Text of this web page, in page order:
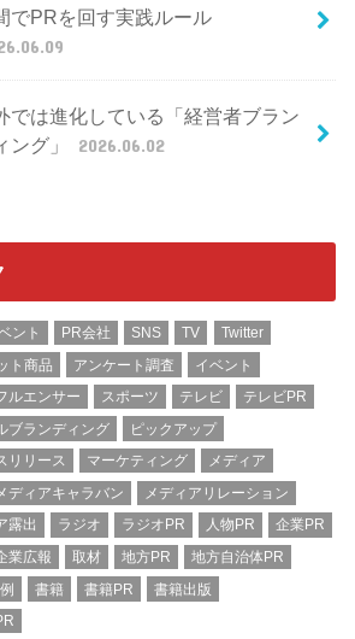
でPRを回す実践ルール
では進化している「経営者ブラン
ング」
2026.06.02
ント PR会社 SNS TV
Twitter
ト商品 アンケート調査
イベント
ルエンサー スポーツ テレビ
テレビPR
ブランディング
ピックアップ
リリース マーケティング
メディア
ディアキャラバン
メディアリレーション
露出 ラジオ ラジオPR 人物PR
企業PR
業広報 取材 地方PR
地方自治体PR
書籍 書籍PR
書籍出版